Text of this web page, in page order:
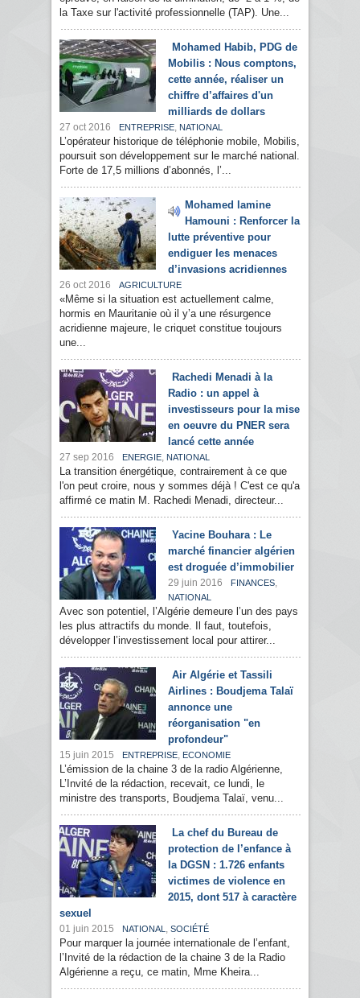
la Taxe sur l'activité professionnelle (TAP). Une...
Mohamed Habib, PDG de
Mobilis : Nous comptons,
cette année, réaliser un
chiffre d’affaires d'un
milliards de dollars
27 oct 2016 ENTREPRISE, NATIONAL
L’opérateur historique de téléphonie mobile, Mobilis,
poursuit son développement sur le marché national.
Forte de 17,5 millions d’abonnés, l’...
Mohamed lamine
Hamouni : Renforcer la
lutte préventive pour
endiguer les menaces
d’invasions acridiennes
26 oct 2016 AGRICULTURE
«Même si la situation est actuellement calme,
hormis en Mauritanie où il y’a une résurgence
acridienne majeure, le criquet constitue toujours
une...
Rachedi Menadi à la
Radio : un appel à
investisseurs pour la mise
en oeuvre du PNER sera
lancé cette année
27 sep 2016 ENERGIE, NATIONAL
La transition énergétique, contrairement à ce que
l'on peut croire, nous y sommes déjà ! C'est ce qu'a
affirmé ce matin M. Rachedi Menadi, directeur...
Yacine Bouhara : Le
marché financier algérien
est droguée d’immobilier
29 juin 2016 FINANCES,
NATIONAL
Avec son potentiel, l’Algérie demeure l’un des pays
les plus attractifs du monde. Il faut, toutefois,
développer l’investissement local pour attirer...
Air Algérie et Tassili
Airlines : Boudjema Talaï
annonce une
réorganisation "en
profondeur"
15 juin 2015 ENTREPRISE, ECONOMIE
L’émission de la chaine 3 de la radio Algérienne,
L’Invité de la rédaction, recevait, ce lundi, le
ministre des transports, Boudjema Talaï, venu...
La chef du Bureau de
protection de l’enfance à
la DGSN : 1.726 enfants
victimes de violence en
2015, dont 517 à caractère
sexuel
01 juin 2015 NATIONAL , SOCIÉTÉ
Pour marquer la journée internationale de l’enfant,
l’Invité de la rédaction de la chaine 3 de la Radio
Algérienne a reçu, ce matin, Mme Kheira...